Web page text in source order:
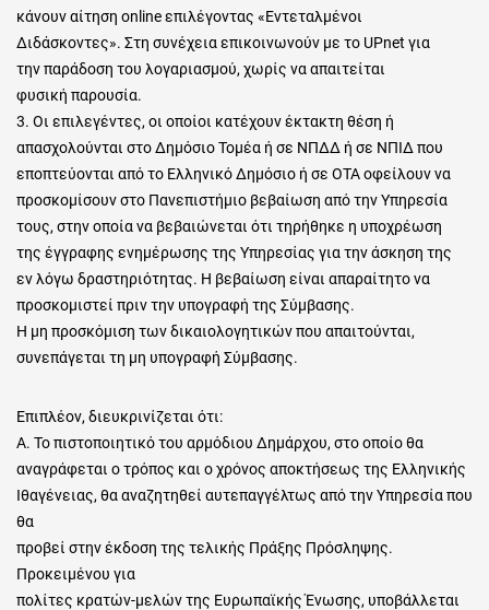
κάνουν αίτηση online επιλέγοντας «Εντεταλμένοι
Διδάσκοντες». Στη συνέχεια επικοινωνούν με το UPnet για
την παράδοση του λογαριασμού, χωρίς να απαιτείται
φυσική παρουσία.
3. Οι επιλεγέντες, οι οποίοι κατέχουν έκτακτη θέση ή
απασχολούνται στο Δημόσιο Τομέα ή σε ΝΠΔΔ ή σε ΝΠΙΔ που
εποπτεύονται από το Ελληνικό Δημόσιο ή σε ΟΤΑ οφείλουν να
προσκομίσουν στο Πανεπιστήμιο βεβαίωση από την Υπηρεσία
τους, στην οποία να βεβαιώνεται ότι τηρήθηκε η υποχρέωση
της έγγραφης ενημέρωσης της Υπηρεσίας για την άσκηση της
εν λόγω δραστηριότητας. Η βεβαίωση είναι απαραίτητο να
προσκομιστεί πριν την υπογραφή της Σύμβασης.
Η μη προσκόμιση των δικαιολογητικών που απαιτούνται,
συνεπάγεται τη μη υπογραφή Σύμβασης.
Επιπλέον, διευκρινίζεται ότι:
Α. Το πιστοποιητικό του αρμόδιου Δημάρχου, στο οποίο θα
αναγράφεται ο τρόπος και ο χρόνος αποκτήσεως της Ελληνικής
Ιθαγένειας, θα αναζητηθεί αυτεπαγγέλτως από την Υπηρεσία που
θα
προβεί στην έκδοση της τελικής Πράξης Πρόσληψης.
Προκειμένου για
πολίτες κρατών-μελών της Ευρωπαϊκής Ένωσης, υποβάλλεται